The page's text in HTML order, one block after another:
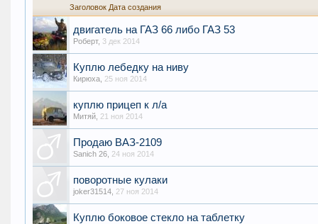
Заголовок Дата создания
двигатель на ГАЗ 66 либо ГАЗ 53
Роберт, 3 дек 2014
Куплю лебедку на ниву
Кирюха, 25 ноя 2014
куплю прицеп к л/а
Митяй, 21 ноя 2014
Продаю ВАЗ-2109
Sanich 26, 24 ноя 2014
поворотные кулаки
joker31514, 27 ноя 2014
Куплю боковое стекло на таблетку